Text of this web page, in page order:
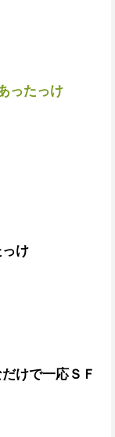
ったっけ
け
けで一応ＳＦ